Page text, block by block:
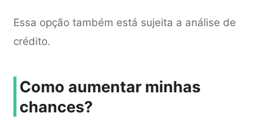
Essa opção também está sujeita a análise de
crédito.
Como aumentar minhas
chances?